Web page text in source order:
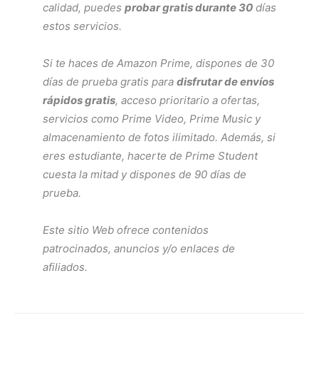
calidad, puedes probar gratis durante 30 días
estos servicios.
Si te haces de Amazon Prime, dispones de 30
días de prueba gratis para disfrutar de envíos
rápidos gratis, acceso prioritario a ofertas,
servicios como Prime Video, Prime Music y
almacenamiento de fotos ilimitado. Además, si
eres estudiante, hacerte de Prime Student
cuesta la mitad y dispones de 90 días de
prueba.
Este sitio Web ofrece contenidos
patrocinados, anuncios y/o enlaces de
afiliados.